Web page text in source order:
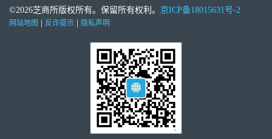
©2026芝商所版权所有。保留所有权利。 京ICP备18015631号-2
网站地图 反诈提示 隐私声明